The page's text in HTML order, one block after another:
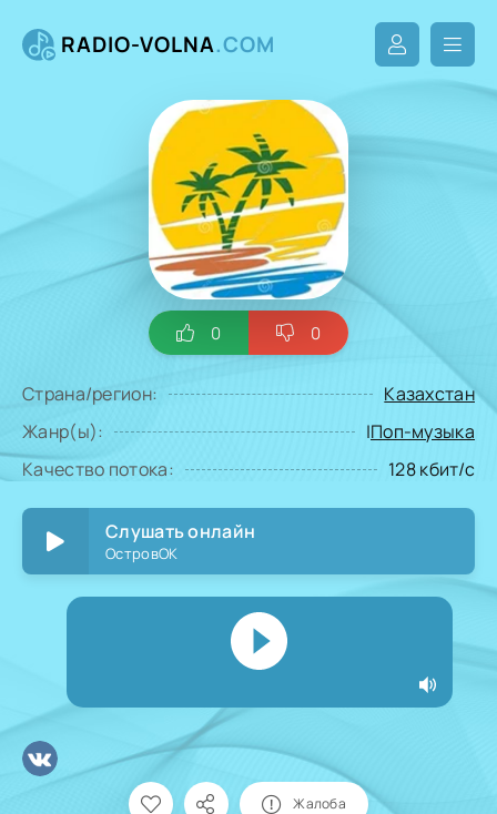
RADIO-VOLNA.COM
0 0
Страна/регион:
Казахстан
Жанр(ы):
|Поп-музыка
Качество потока:
128 кбит/с
Слушать онлайн
ОстровОК
Жалоба